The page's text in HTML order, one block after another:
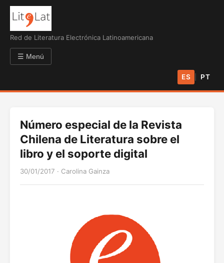
Red de Literatura Electrónica Latinoamericana
☰ Menú
ES PT
Número especial de la Revista
Chilena de Literatura sobre el
libro y el soporte digital
30/01/2017 · Carolina Gainza